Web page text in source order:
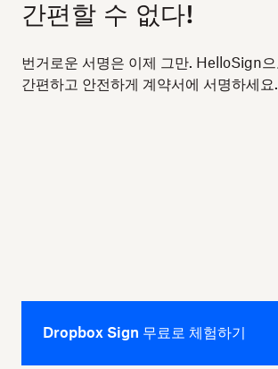
간편할 수 없다!
번거로운 서명은 이제 그만. HelloSign으
간편하고 안전하게 계약서에 서명하세요.
Dropbox Sign 무료로 체험하기